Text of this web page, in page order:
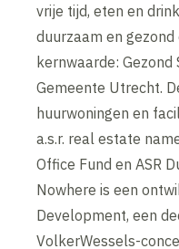
vrije tijd, eten en
duurzaam en
kernwaarde: Gezond
Gemeente Utrecht.
huurwoningen en
a.s.r. real estate
Office Fund en ASR
Nowhere is een
Development, een
VolkerWessels-